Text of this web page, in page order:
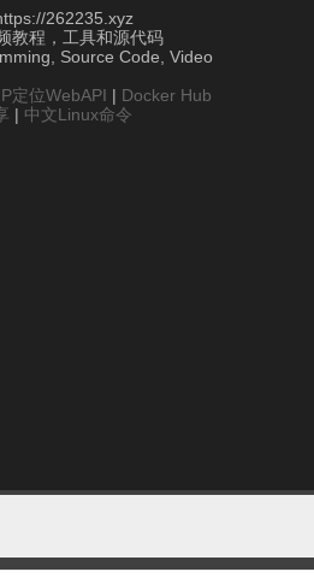
262235.xyz
教程，工具和源代码
Source Code, Video
定位WebAPI | Docker Hub
| 中文Linux命令